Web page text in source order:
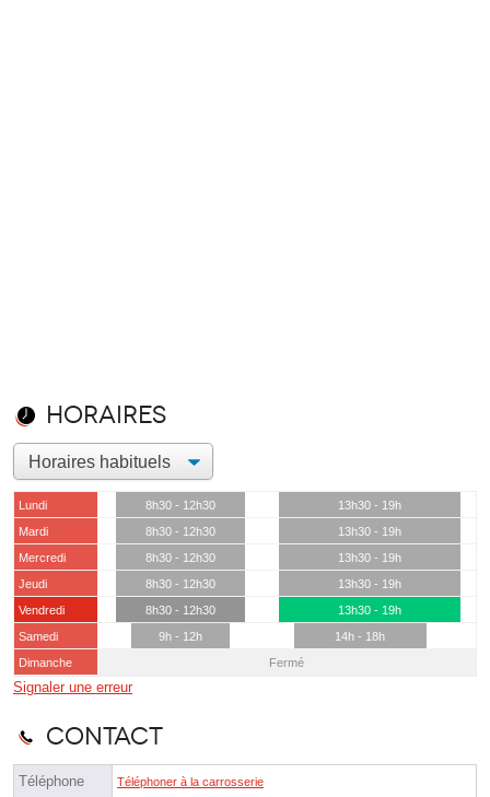
Horaires
Lundi 8h30 - 12h30
13h30 - 19h
Mardi
8h30 - 12h30
13h30 - 19h
Mercredi
8h30 - 12h30
13h30 - 19h
Jeudi
8h30 - 12h30
13h30 - 19h
Vendredi
8h30 - 12h30
13h30 - 19h
Samedi
9h - 12h
14h - 18h
Dimanche
Fermé
Signaler une erreur
Contact
Téléphone Téléphoner à la carrosserie